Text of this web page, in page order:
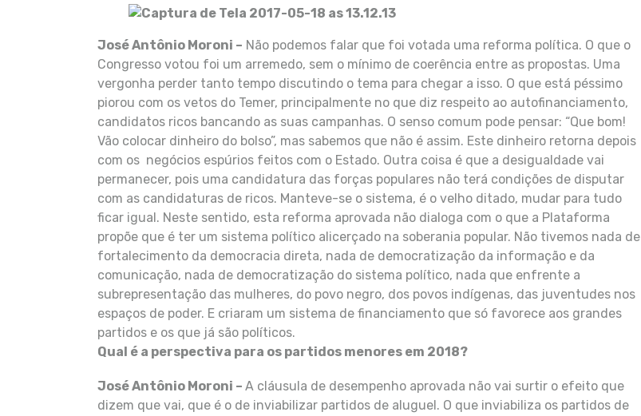
José Antônio Moroni – Não podemos falar que foi votada uma reforma política. O que o
Congresso votou foi um arremedo, sem o mínimo de coerência entre as propostas. Uma
vergonha perder tanto tempo discutindo o tema para chegar a isso. O que está péssimo
piorou com os vetos do Temer, principalmente no que diz respeito ao autofinanciamento,
candidatos ricos bancando as suas campanhas. O senso comum pode pensar: “Que bom!
Vão colocar dinheiro do bolso”, mas sabemos que não é assim. Este dinheiro retorna depois
com os negócios espúrios feitos com o Estado. Outra coisa é que a desigualdade vai
permanecer, pois uma candidatura das forças populares não terá condições de disputar
com as candidaturas de ricos. Manteve-se o sistema, é o velho ditado, mudar para tudo
ficar igual. Neste sentido, esta reforma aprovada não dialoga com o que a Plataforma
propõe que é ter um sistema político alicerçado na soberania popular. Não tivemos nada de
fortalecimento da democracia direta, nada de democratização da informação e da
comunicação, nada de democratização do sistema político, nada que enfrente a
subrepresentação das mulheres, do povo negro, dos povos indígenas, das juventudes nos
espaços de poder. E criaram um sistema de financiamento que só favorece aos grandes
partidos e os que já são políticos.
Qual é a perspectiva para os partidos menores em 2018?
José Antônio Moroni – A cláusula de desempenho aprovada não vai surtir o efeito que
dizem que vai, que é o de inviabilizar partidos de aluguel. O que inviabiliza os partidos de